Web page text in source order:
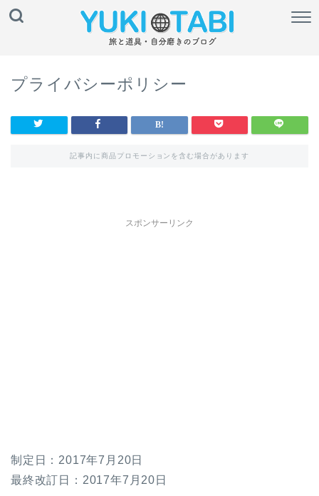
プライバシーポリシー
記事内に商品プロモーションを含む場合があります
スポンサーリンク
制定日：2017年7月20日
最終改訂日：2017年7月20日